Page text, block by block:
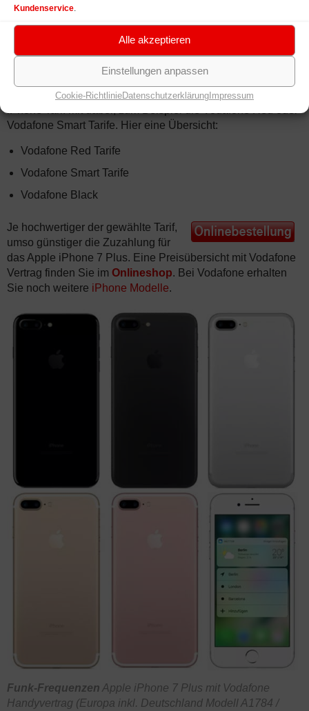
Kundenservice
Alle akzeptieren
Einstellungen anpassen
Cookie-RichtlinieDatenschutzerklärungImpressum
VodafoneSmartphone Tarifezur Nutzung des
Apple iPhone 7 Plus
Sie möchten das Apple iPhone 7 Plus ausgiebig nutzen?
Dann benötigen Sie unbedingt einen leistungsstarken
Smartphone Tarif. Bestimmt ist bei Vodafone der passende
iPhone Tarif mit dabei, zum Beispiel die Vodafone Red oder
Vodafone Smart Tarife. Hier eine Übersicht:
Vodafone Red Tarife
Vodafone Smart Tarife
Vodafone Black
Je hochwertiger der gewählte Tarif,
umso günstiger die Zuzahlung für
das Apple iPhone 7 Plus. Eine Preisübersicht mit Vodafone
Vertrag finden Sie im Onlineshop. Bei Vodafone erhalten
Sie noch weitere iPhone Modelle.
Funk-Frequenzen Apple iPhone 7 Plus mit Vodafone
Handyvertrag (Europa inkl. Deutschland Modell A1784 /